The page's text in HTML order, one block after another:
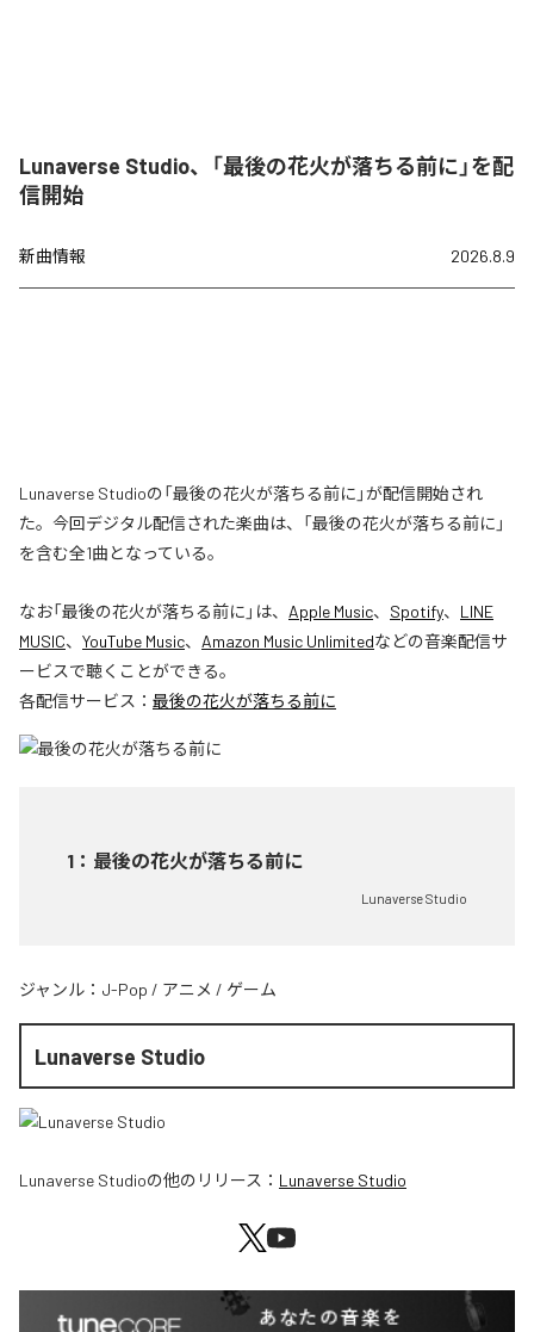
Lunaverse Studio、「最後の花火が落ちる前に」を配
信開始
新曲情報 2026.8.9
Lunaverse Studioの「最後の花火が落ちる前に」が配信開始され
た。今回デジタル配信された楽曲は、「最後の花火が落ちる前に」
を含む全1曲となっている。
なお「最後の花火が落ちる前に 」は、 Apple Music、 Spotify、 LINE
MUSIC、 YouTube Music、 Amazon Music Unlimitedなどの音楽配信サ
ービスで聴くことができる。
各配信サービス： 最後の花火が落ちる前に
1 ： 最後の花火が落ちる前に
Lunaverse Studio
ジャンル： J-Pop / アニメ / ゲーム
Lunaverse Studio
Lunaverse Studioの他のリリース： Lunaverse Studio